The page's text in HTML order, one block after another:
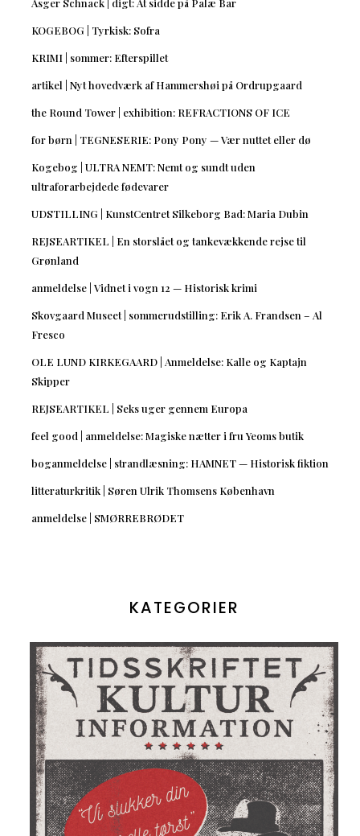
KOGEBOG | Tyrkisk: Sofra
KRIMI | sommer: Efterspillet
artikel | Nyt hovedværk af Hammershøi på Ordrupgaard
the Round Tower | exhibition: REFRACTIONS OF ICE
for børn | TEGNESERIE: Pony Pony — Vær nuttet eller dø
Kogebog | ULTRA NEMT: Nemt og sundt uden
ultraforarbejdede fødevarer
UDSTILLING | KunstCentret Silkeborg Bad: Maria Dubin
REJSEARTIKEL | En storslået og tankevækkende rejse til
Grønland
anmeldelse | Vidnet i vogn 12 — Historisk krimi
Skovgaard Museet | sommerudstilling: Erik A. Frandsen – Al
Fresco
OLE LUND KIRKEGAARD | Anmeldelse: Kalle og Kaptajn
Skipper
REJSEARTIKEL | Seks uger gennem Europa
feel good | anmeldelse: Magiske nætter i fru Yeoms butik
boganmeldelse | strandlæsning: HAMNET — Historisk fiktion
litteraturkritik | Søren Ulrik Thomsens København
anmeldelse | SMØRREBRØDET
KATEGORIER